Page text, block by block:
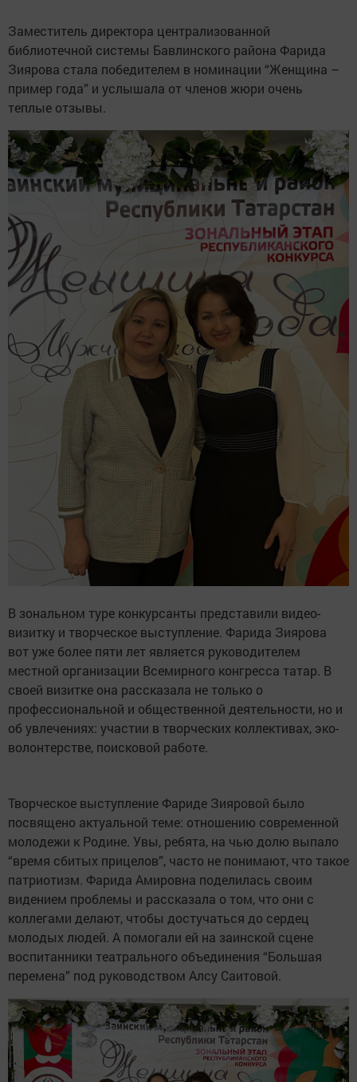
Заместитель директора централизованной
библиотечной системы Бавлинского района Фарида
Зиярова стала победителем в номинации “Женщина –
пример года” и услышала от членов жюри очень
теплые отзывы.
В зональном туре конкурсанты представили видео-
визитку и творческое выступление. Фарида Зиярова
вот уже более пяти лет является руководителем
местной организации Всемирного конгресса татар. В
своей визитке она рассказала не только о
профессиональной и общественной деятельности, но и
об увлечениях: участии в творческих коллективах, эко-
волонтерстве, поисковой работе.
Творческое выступление Фариде Зияровой было
посвящено актуальной теме: отношению современной
молодежи к Родине. Увы, ребята, на чью долю выпало
“время сбитых прицелов”, часто не понимают, что такое
патриотизм. Фарида Амировна поделилась своим
видением проблемы и рассказала о том, что они с
коллегами делают, чтобы достучаться до сердец
молодых людей. А помогали ей на заинской сцене
воспитанники театрального объединения “Большая
перемена” под руководством Алсу Саитовой.